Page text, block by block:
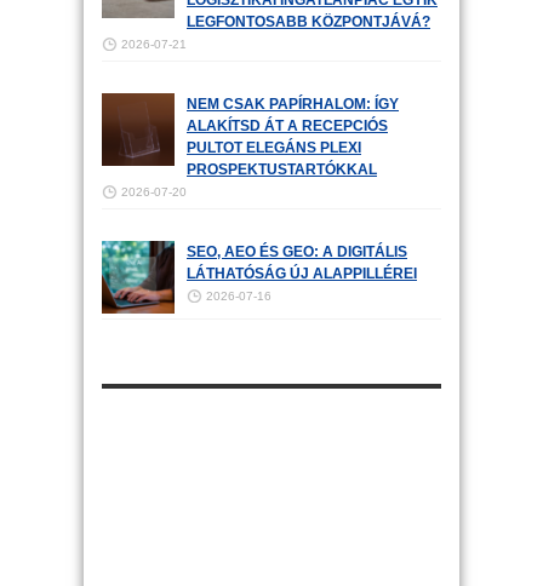
LEGFONTOSABB KÖZPONTJÁVÁ?
2026-07-21
NEM CSAK PAPÍRHALOM: ÍGY
ALAKÍTSD ÁT A RECEPCIÓS
PULTOT ELEGÁNS PLEXI
PROSPEKTUSTARTÓKKAL
2026-07-20
SEO, AEO ÉS GEO: A DIGITÁLIS
LÁTHATÓSÁG ÚJ ALAPPILLÉREI
2026-07-16